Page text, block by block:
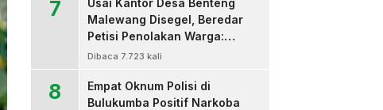
7
Usai Kantor Desa Benteng
Malewang Disegel, Beredar
Petisi Penolakan Warga:
Sekretaris Hingga BPD Turut
Dibaca 7.723 kali
8
Empat Oknum Polisi di
Bulukumba Positif Narkoba